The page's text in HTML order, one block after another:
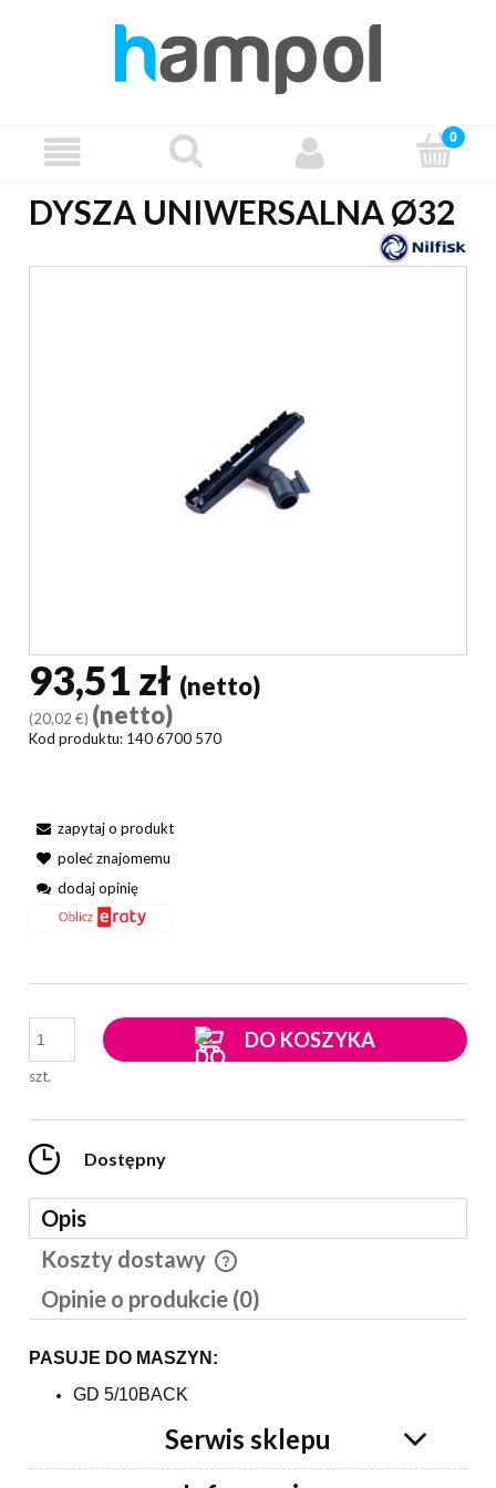
DYSZA UNIWERSALNA Ø32
93,51 zł (netto)
(20,02 €) (netto)
Kod produktu: 140 6700 570
zapytaj o produkt
poleć znajomemu
dodaj opinię
szt.
DO KOSZYKA
Dostępny
Opis
Koszty dostawy
Cena nie zawiera ewentualnych kosztów płatności
Opinie o produkcie (0)
PASUJE DO MASZYN:
GD 5/10BACK
Serwis sklepu